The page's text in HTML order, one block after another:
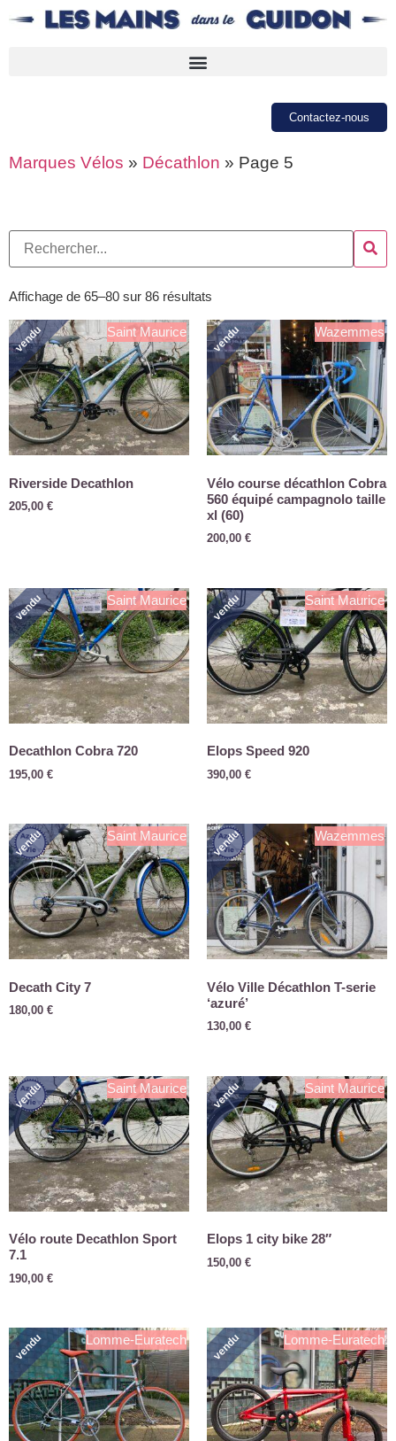
Contactez-nous
Marques Vélos » Décathlon » Page 5
Affichage de 65–80 sur 86 résultats
Saint Maurice
vendu
Riverside Decathlon
205,00 €
Wazemmes
vendu
Vélo course décathlon Cobra
560 équipé campagnolo taille
xl (60)
200,00 €
Saint Maurice
vendu
Decathlon Cobra 720
195,00 €
Saint Maurice
vendu
Elops Speed 920
390,00 €
Saint Maurice
vendu
Decath City 7
180,00 €
Wazemmes
vendu
Vélo Ville Décathlon T-serie
‘azuré’
130,00 €
Saint Maurice
vendu
Vélo route Decathlon Sport
7.1
190,00 €
Saint Maurice
vendu
Elops 1 city bike 28″
150,00 €
Lomme-Euratech
vendu Lomme-Euratech
vendu